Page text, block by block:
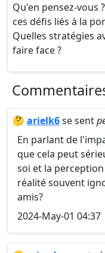
Qu'en pensez-vous
ces défis liés à la
Quelles stratégies
faire face ?
🤔 arielk6se sent
En parlant de
que cela peut
soi et la
réalité souvent
amis?
2024-May-01 04:37